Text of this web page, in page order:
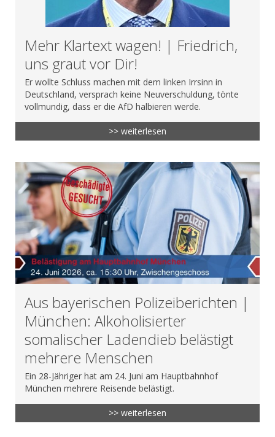
Mehr Klartext wagen! | Friedrich,
uns graut vor Dir!
Er wollte Schluss machen mit dem linken Irrsinn in
Deutschland, versprach keine Neuverschuldung, tönte
vollmundig, dass er die AfD halbieren werde.
>> weiterlesen
Aus bayerischen Polizeiberichten |
München: Alkoholisierter
somalischer Ladendieb belästigt
mehrere Menschen
Ein 28-Jähriger hat am 24. Juni am Hauptbahnhof
München mehrere Reisende belästigt.
>> weiterlesen